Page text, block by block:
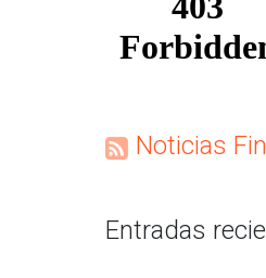
Noticias
Entradas